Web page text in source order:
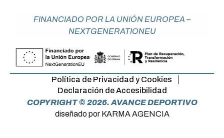
FINANCIADO POR LA UNIÓN EUROPEA –
NEXTGENERATIONEU
Política de Privacidad y Cookies
Declaración de Accesibilidad
COPYRIGHT © 2026. AVANCE DEPORTIVO
diseñado por KARMA AGENCIA